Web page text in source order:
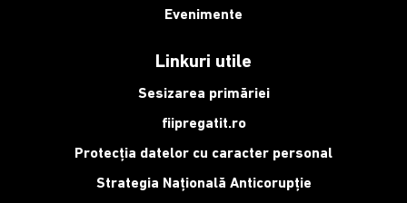
Evenimente
Linkuri utile
Sesizarea primăriei
fiipregatit.ro
Protecția datelor cu caracter personal
Strategia Națională Anticorupție